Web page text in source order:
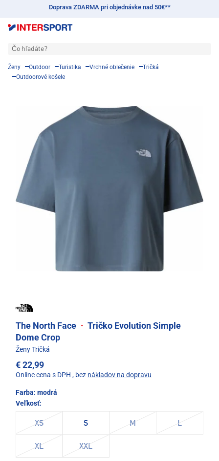
Doprava ZDARMA pri objednávke nad 50€**
Čo hľadáte?
Ženy Outdoor Turistika Vrchné oblečenie
Tričká
Outdoorové košele
The North Face · Tričko Evolution Simple
Dome Crop
Ženy Tričká
€ 22,99
Online cena s DPH , bez nákladov na dopravu
Farba: modrá
Veľkosť:
XS S M L
XL XXL